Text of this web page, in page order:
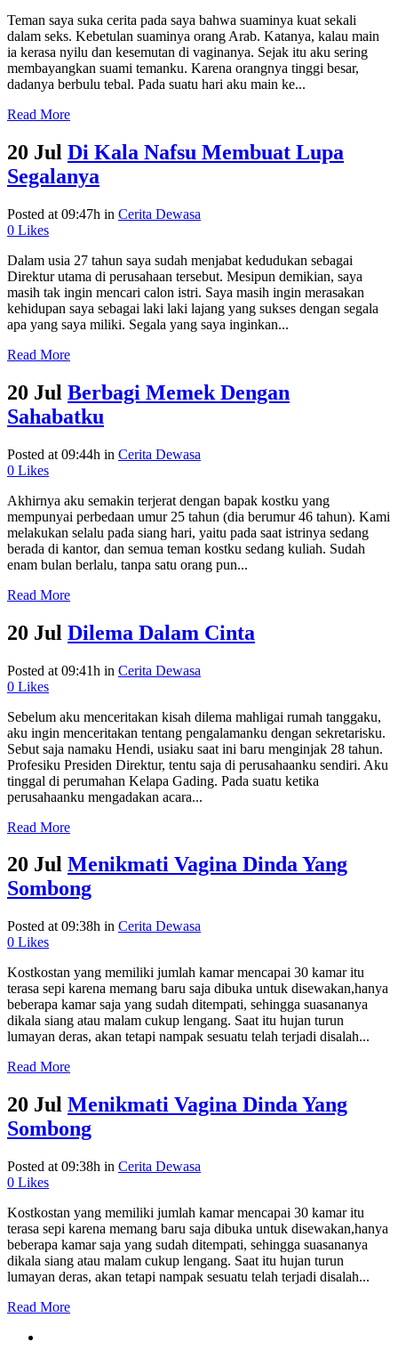
Teman saya suka cerita pada saya bahwa suaminya kuat sekali
dalam seks. Kebetulan suaminya orang Arab. Katanya, kalau main
ia kerasa nyilu dan kesemutan di vaginanya. Sejak itu aku sering
membayangkan suami temanku. Karena orangnya tinggi besar,
dadanya berbulu tebal. Pada suatu hari aku main ke...
Read More
20 Jul Di Kala Nafsu Membuat Lupa
Segalanya
Posted at 09:47h in Cerita Dewasa
0 Likes
Dalam usia 27 tahun saya sudah menjabat kedudukan sebagai
Direktur utama di perusahaan tersebut. Mesipun demikian, saya
masih tak ingin mencari calon istri. Saya masih ingin merasakan
kehidupan saya sebagai laki laki lajang yang sukses dengan segala
apa yang saya miliki. Segala yang saya inginkan...
Read More
20 Jul Berbagi Memek Dengan
Sahabatku
Posted at 09:44h in Cerita Dewasa
0 Likes
Akhirnya aku semakin terjerat dengan bapak kostku yang
mempunyai perbedaan umur 25 tahun (dia berumur 46 tahun). Kami
melakukan selalu pada siang hari, yaitu pada saat istrinya sedang
berada di kantor, dan semua teman kostku sedang kuliah. Sudah
enam bulan berlalu, tanpa satu orang pun...
Read More
20 Jul Dilema Dalam Cinta
Posted at 09:41h in Cerita Dewasa
0 Likes
Sebelum aku menceritakan kisah dilema mahligai rumah tanggaku,
aku ingin menceritakan tentang pengalamanku dengan sekretarisku.
Sebut saja namaku Hendi, usiaku saat ini baru menginjak 28 tahun.
Profesiku Presiden Direktur, tentu saja di perusahaanku sendiri. Aku
tinggal di perumahan Kelapa Gading. Pada suatu ketika
perusahaanku mengadakan acara...
Read More
20 Jul Menikmati Vagina Dinda Yang
Sombong
Posted at 09:38h in Cerita Dewasa
0 Likes
Kostkostan yang memiliki jumlah kamar mencapai 30 kamar itu
terasa sepi karena memang baru saja dibuka untuk disewakan,hanya
beberapa kamar saja yang sudah ditempati, sehingga suasananya
dikala siang atau malam cukup lengang. Saat itu hujan turun
lumayan deras, akan tetapi nampak sesuatu telah terjadi disalah...
Read More
20 Jul Menikmati Vagina Dinda Yang
Sombong
Posted at 09:38h in Cerita Dewasa
0 Likes
Kostkostan yang memiliki jumlah kamar mencapai 30 kamar itu
terasa sepi karena memang baru saja dibuka untuk disewakan,hanya
beberapa kamar saja yang sudah ditempati, sehingga suasananya
dikala siang atau malam cukup lengang. Saat itu hujan turun
lumayan deras, akan tetapi nampak sesuatu telah terjadi disalah...
Read More